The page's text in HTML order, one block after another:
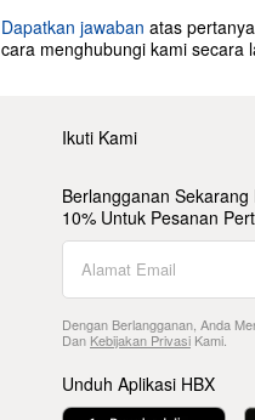
Dapatkan jawaban atas
cara menghubungi kami secara
Ikuti Kami
Berlangganan
10% Untuk Pesanan
Dengan Berlangganan, Anda
Dan Kebijakan PrivasiKami.
Unduh Aplikasi HBX